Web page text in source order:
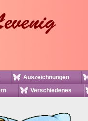
Auszeichnungen
Verschiedenes